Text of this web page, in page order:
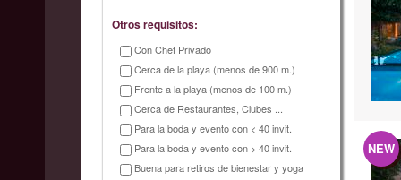
Otros requisitos:
Con Chef Privado
Cerca de la playa (menos de 900 m.)
Frente a la playa (menos de 100 m.)
Cerca de Restaurantes, Clubes ...
Para la boda y evento con < 40 invit.
Para la boda y evento con > 40 invit.
Buena para retiros de bienestar y yoga
NEW